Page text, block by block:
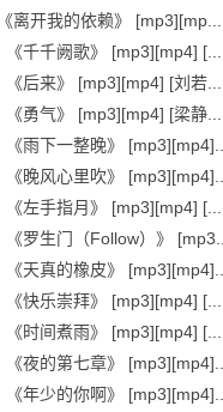
《离开我的依赖》 [mp3][mp...
《千千阙歌》 [mp3][mp4] [...
《后来》 [mp3][mp4] [刘若...
《勇气》 [mp3][mp4] [梁静...
《雨下一整晚》 [mp3][mp4]...
《晚风心里吹》 [mp3][mp4]...
《左手指月》 [mp3][mp4] [...
《罗生门（Follow）》 [mp3...
《天真的橡皮》 [mp3][mp4]...
《快乐崇拜》 [mp3][mp4] [...
《时间煮雨》 [mp3][mp4] [...
《夜的第七章》 [mp3][mp4]...
《年少的你啊》 [mp3][mp4]...